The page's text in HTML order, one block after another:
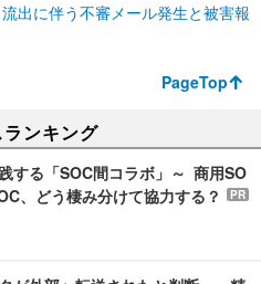
出に伴う不審メール発生と被害報
PageTop
ランキング
する「SOC間コラボ」～ 商用SO
、どう棲み分けて協力する？
PR